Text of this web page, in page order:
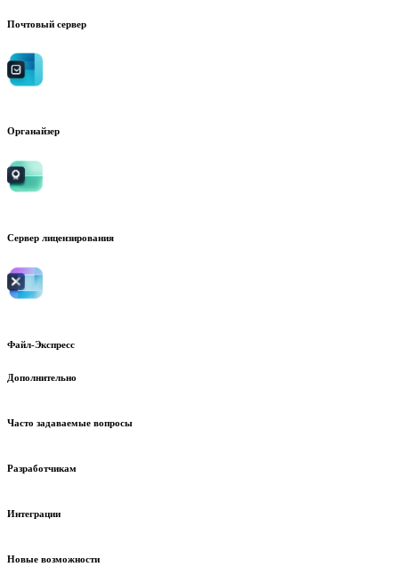
Почтовый сервер
Органайзер
Сервер лицензирования
Файл-Экспресс
Дополнительно
Часто задаваемые вопросы
Разработчикам
Интеграции
Новые возможности